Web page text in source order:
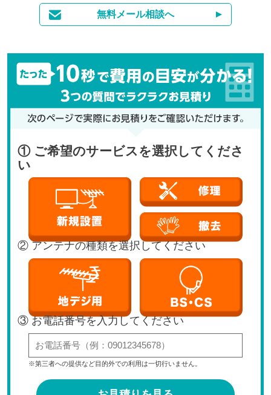
無料メール相談へ
① ご希望のサービスを選択してくださ
い
② アンテナの種類を選択してください
③ お電話番号を入力してください
※第三者への提供など目的外での利用は一切行いません。